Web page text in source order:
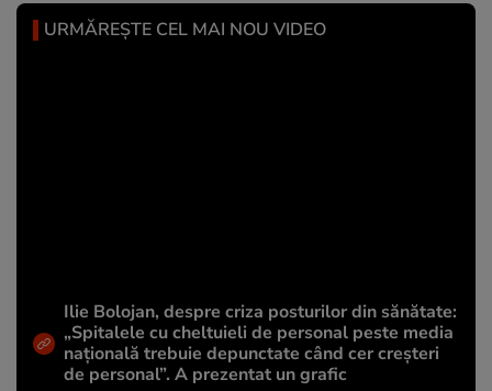
URMĂREȘTE CEL MAI NOU VIDEO
Ilie Bolojan, despre criza posturilor din sănătate:
„Spitalele cu cheltuieli de personal peste media
națională trebuie depunctate când cer creșteri
de personal”. A prezentat un grafic